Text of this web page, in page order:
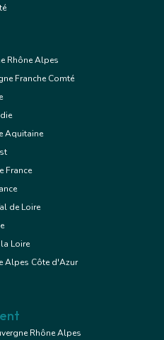
Rhône Alpes
Franche Comté
Aquitaine
France
de Loire
Loire
Alpes Côte d'Azur
Rhône Alpes